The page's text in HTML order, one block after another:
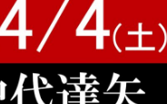
8/22(土)～8/28(金)
女性の休日